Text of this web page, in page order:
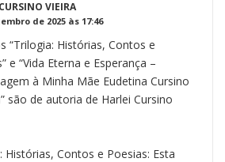
VIEIRA
de 2025 às 17:46
“Trilogia: Histórias, Contos e
e “Vida Eterna e Esperança –
à Minha Mãe Eudetina Cursino
são de autoria de Harlei Cursino
Histórias, Contos e Poesias: Esta